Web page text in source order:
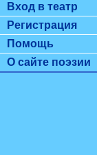
Вход в театр
Регистрация
Помощь
О сайте поэзии